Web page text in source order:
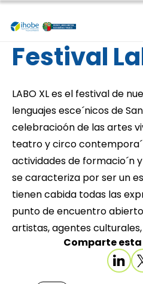
Skip to main content
Festival
LABO XL es el festival de
lenguajes esce´nicos de
celebracioón de las artes
teatro y circo
actividades de formacio´n
se caracteriza por ser un
tienen cabida todas las
punto de encuentro
artistas, agentes
Comparte